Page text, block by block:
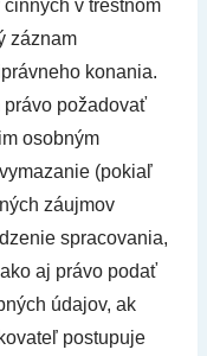
v trestnom
záznam
konania.
právo požadovať
osobným
(pokiaľ
záujmov
spracovania,
aj právo podať
údajov, ak
postupuje